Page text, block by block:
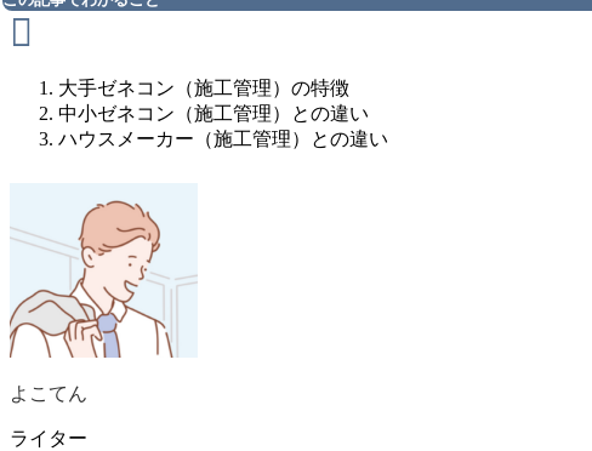
大手ゼネコン（施工管理）の特徴
中小ゼネコン（施工管理）との違い
ハウスメーカー（施工管理）との違い
よこてん
ライター